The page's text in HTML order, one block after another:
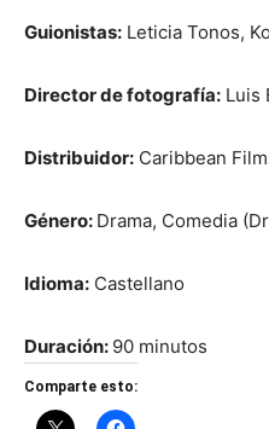
Guionistas: Leticia Tonos,
Director de fotografía: Luis
Distribuidor: Caribbean
Género: Drama, Comedia
Idioma: Castellano
Duración: 90 minutos
Comparte esto: